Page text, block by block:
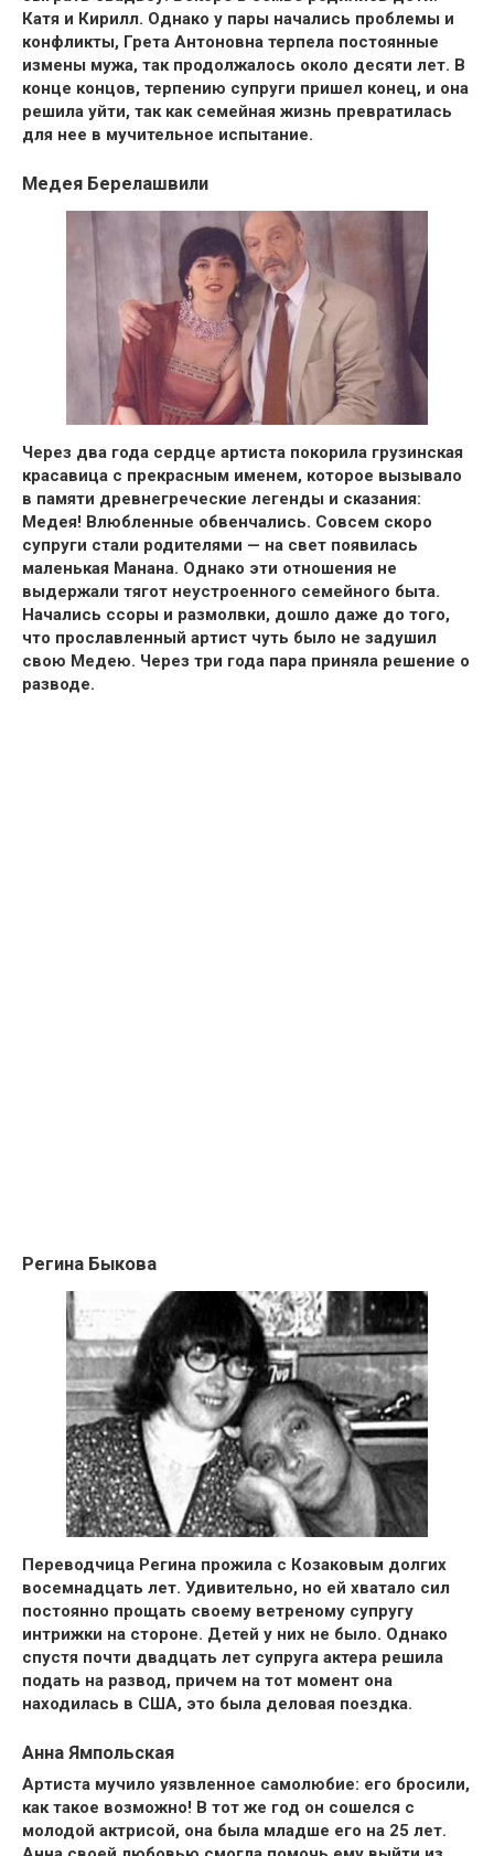
Катя и Кирилл. Однако у пары начались проблемы и
конфликты, Грета Антоновна терпела постоянные
измены мужа, так продолжалось около десяти лет. В
конце концов, терпению супруги пришел конец, и она
решила уйти, так как семейная жизнь превратилась
для нее в мучительное испытание.
Медея Берелашвили
Через два года сердце артиста покорила грузинская
красавица с прекрасным именем, которое вызывало
в памяти древнегреческие легенды и сказания:
Медея! Влюбленные обвенчались. Совсем скоро
супруги стали родителями — на свет появилась
маленькая Манана. Однако эти отношения не
выдержали тягот неустроенного семейного быта.
Начались ссоры и размолвки, дошло даже до того,
что прославленный артист чуть было не задушил
свою Медею. Через три года пара приняла решение о
разводе.
Регина Быкова
Переводчица Регина прожила с Козаковым долгих
восемнадцать лет. Удивительно, но ей хватало сил
постоянно прощать своему ветреному супругу
интрижки на стороне. Детей у них не было. Однако
спустя почти двадцать лет супруга актера решила
подать на развод, причем на тот момент она
находилась в США, это была деловая поездка.
Анна Ямпольская
Артиста мучило уязвленное самолюбие: его бросили,
как такое возможно! В тот же год он сошелся с
молодой актрисой, она была младше его на 25 лет.